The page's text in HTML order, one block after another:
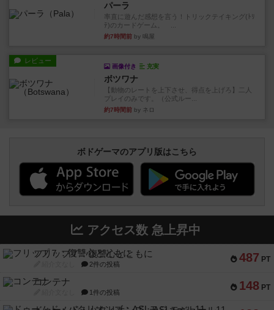
パーラ
率直に遊んだ感想を言う！トリックテイキング(ﾄﾘ
ﾃ)のカードゲーム。 ...
約7時間前 by 鳴屋
レビュー
画像付き 充実
ボツワナ
【動物のレートを上下させ、得点を上げろ】二人
プレイのみです。（公式ルー...
約7時間前 by ネロ
ボドゲーマのアプリ版はこちら
アクセス数 急上昇中
487 PT
フリップ７：復讐心とともに
2件の投稿
148 PT
コンテナ
1件の投稿